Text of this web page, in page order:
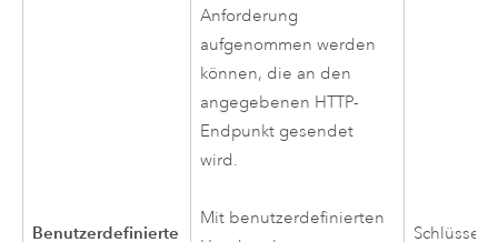
Benutzerdefinierte
Anforderung
aufgenommen werden
können, die an den
angegebenen HTTP-
Endpunkt gesendet
wird.
Mit benutzerdefinierten
Schlüssel/